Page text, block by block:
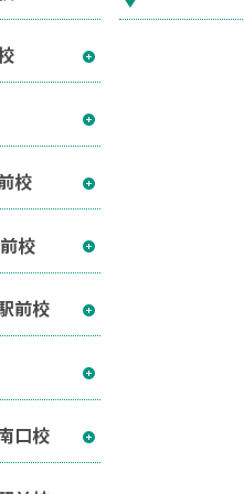
校
校
前校
口校